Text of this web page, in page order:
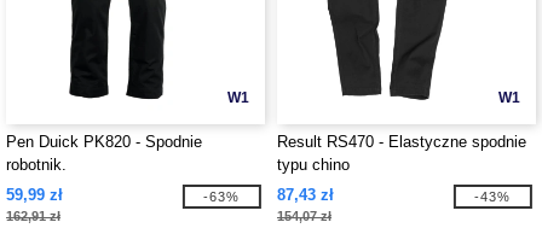
W1
Pen Duick PK820 - Spodnie
robotnik.
59,99 zł
162,91 zł
-63%
W1
Result RS470 - Elastyczne spodnie
typu chino
87,43 zł
154,07 zł
-43%